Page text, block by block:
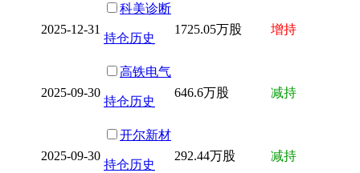
2025-12-31
科美诊断
持仓历史
1725.05万股 增持
2025-09-30
高铁电气
持仓历史
646.6万股 减持
2025-09-30
开尔新材
持仓历史
292.44万股 减持